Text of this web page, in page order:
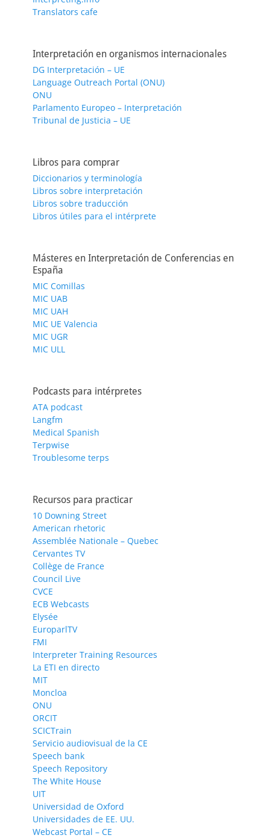
Translators cafe
Interpretación en organismos internacionales
DG Interpretación – UE
Language Outreach Portal (ONU)
ONU
Parlamento Europeo – Interpretación
Tribunal de Justicia – UE
Libros para comprar
Diccionarios y terminología
Libros sobre interpretación
Libros sobre traducción
Libros útiles para el intérprete
Másteres en Interpretación de Conferencias en
España
MIC Comillas
MIC UAB
MIC UAH
MIC UE Valencia
MIC UGR
MIC ULL
Podcasts para intérpretes
ATA podcast
Langfm
Medical Spanish
Terpwise
Troublesome terps
Recursos para practicar
10 Downing Street
American rhetoric
Assemblée Nationale – Quebec
Cervantes TV
Collège de France
Council Live
CVCE
ECB Webcasts
Elysée
EuroparlTV
FMI
Interpreter Training Resources
La ETI en directo
MIT
Moncloa
ONU
ORCIT
SCICTrain
Servicio audiovisual de la CE
Speech bank
Speech Repository
The White House
UIT
Universidad de Oxford
Universidades de EE. UU.
Webcast Portal – CE